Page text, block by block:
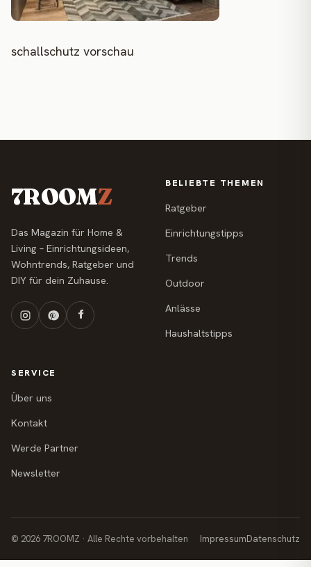
schallschutz vorschau
7ROOMZ
Das Magazin für Home &
Living – Einrichtungsideen,
Wohntrends, Ratgeber und
DIY für dein Zuhause.
BELIEBTE THEMEN
Ratgeber
Einrichtungstipps
Trends
Outdoor
Anlässe
Haushaltstipps
SERVICE
Über uns
Kontakt
Werde Partner
Newsletter
© 2026 7ROOMZ · Alle Rechte vorbehalten ImpressumDatenschutz